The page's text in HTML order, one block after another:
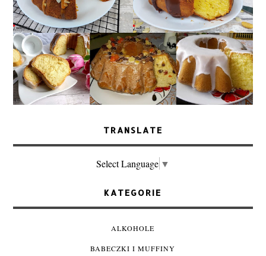
TRANSLATE
Select Language ▼
KATEGORIE
ALKOHOLE
BABECZKI I MUFFINY